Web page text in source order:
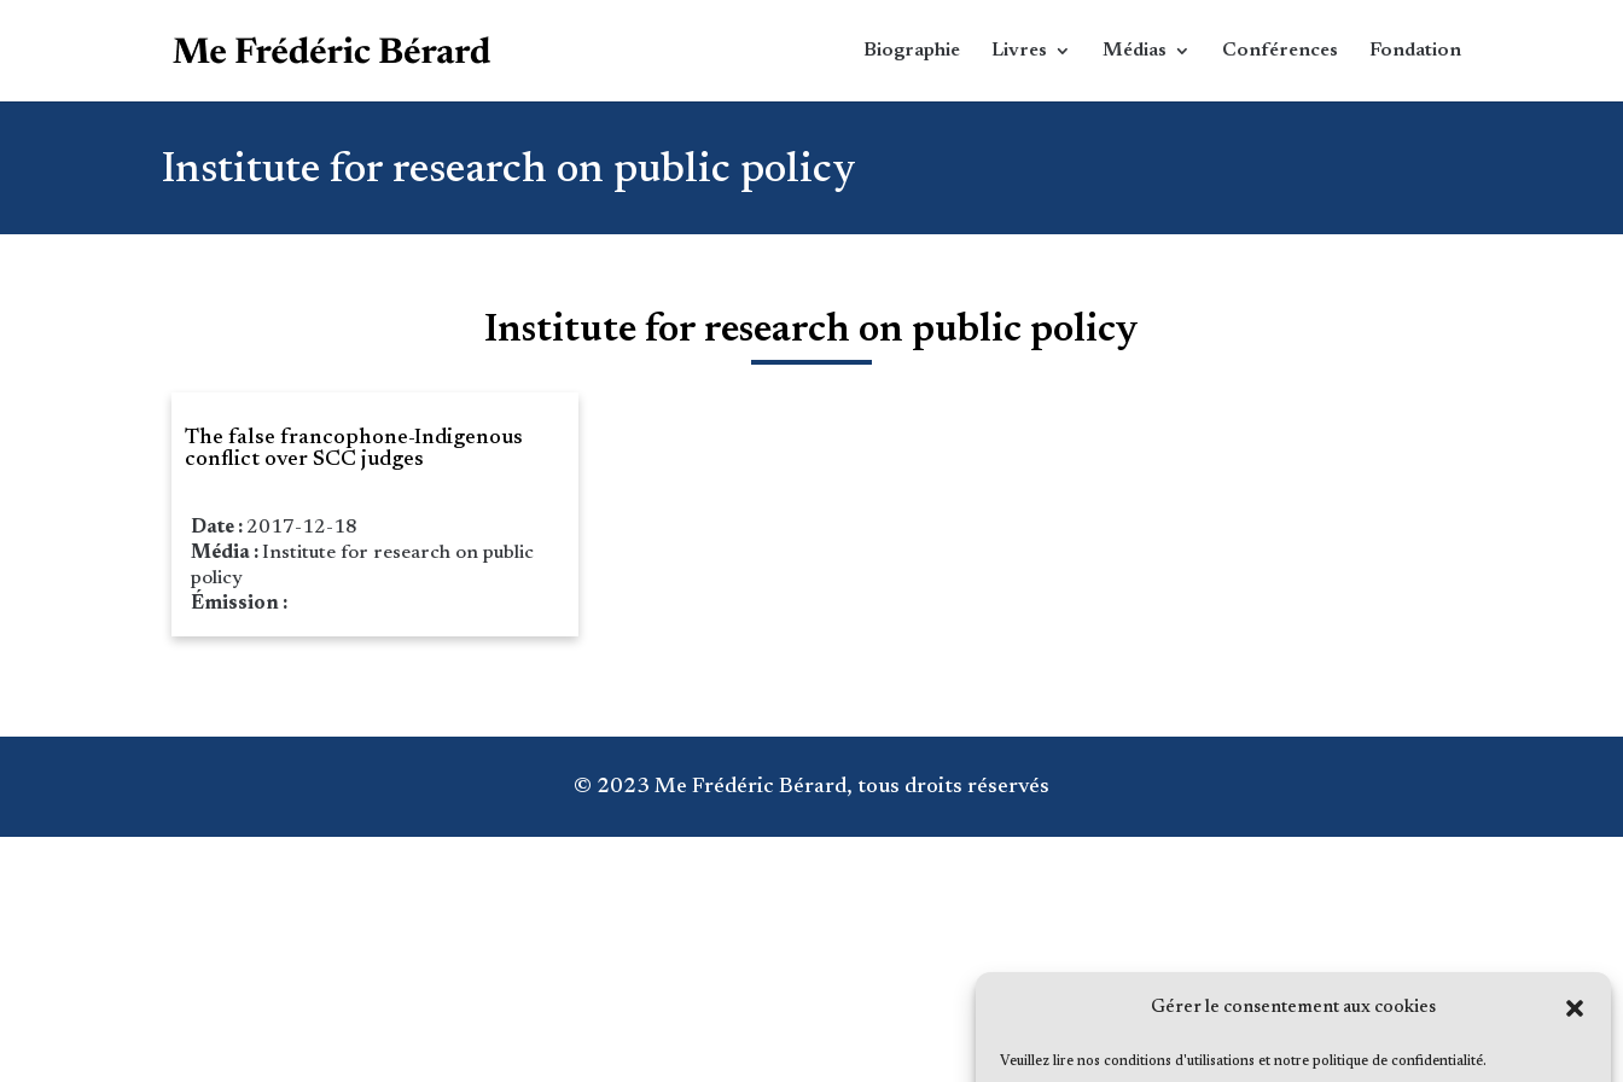
Gérer le consentement aux cookies
Veuillez lire nos conditions d'utilisations et notre politique de confidentialité.
Biographie Livres Médias Conférences Fondation
Institute for research on public policy
Institute for research on public policy
The false francophone-Indigenous
conflict over SCC judges
Date : 2017-12-18
Média :Institute for research on public
policy
Émission :
© 2023 Me Frédéric Bérard, tous droits réservés